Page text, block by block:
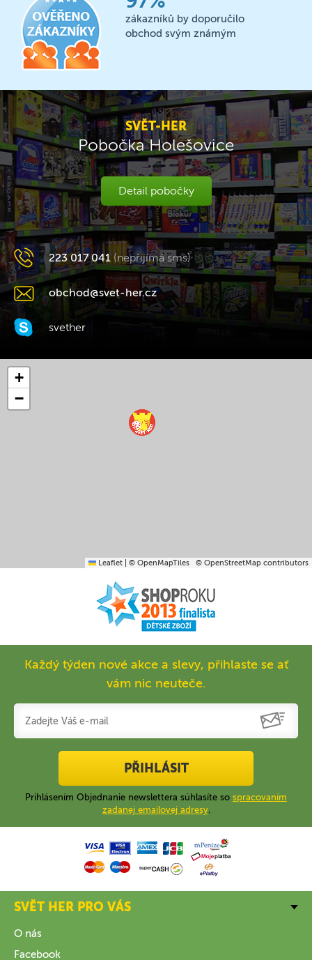
zákazníků by doporučilo
obchod svým známým
SVĚT-HER
Pobočka Holešovice
Detail pobočky
223 017 041 (nepřijímá sms)
obchod@svet-her.cz
svether
+
−
Leaflet © OpenMapTiles © OpenStreetMap contributors
Každý týden nové akce a slevy, přihlaste se ať
vám nic neuteče.
PŘIHLÁSIT
Prihlásením Objednanie newslettera súhlasíte so spracovaním
zadanej emailovej adresy.
SVĚT HER PRO VÁS
O nás
Facebook